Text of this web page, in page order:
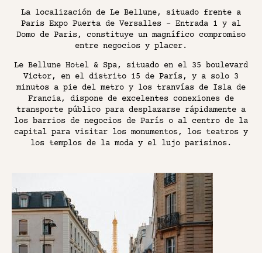
La localización de Le Bellune, situado frente a
Paris Expo Puerta de Versalles - Entrada 1 y al
Domo de Paris, constituye un magnífico compromiso
entre negocios y placer.
Le Bellune Hotel & Spa, situado en el 35 boulevard
Victor, en el distrito 15 de París, y a solo 3
minutos a pie del metro y los tranvías de Isla de
Francia, dispone de excelentes conexiones de
transporte público para desplazarse rápidamente a
los barrios de negocios de París o al centro de la
capital para visitar los monumentos, los teatros y
los templos de la moda y el lujo parisinos.